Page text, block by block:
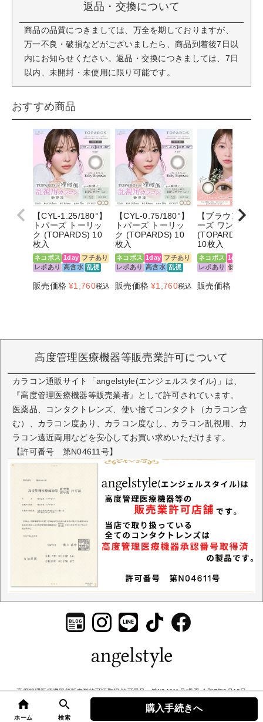
home
ホーム
search
検索
購入手続きへ
返品・交換について
商品の品質につきましては、万全を期しておりますが、
万一不良・破損などがございましたら、商品到着後7日以
内にお知らせください。返品・交換につきましては、7日
以内、未開封・未使用に限り可能です。
おすすめ商品
【CYL-1.25/180°】
トパーズ トーリッ
ク (TOPARDS) 10
枚入
ネコポス 1day フチあり
レポあり 高含水 乱視
販売価格 ¥1,760税込
【CYL-0.75/180°】
トパーズ トーリッ
ク (TOPARDS) 10
枚入
ネコポス 1day フチあり
レポあり 高含水 乱視
販売価格 ¥1,760税込
【ブラウン系】
ーズ ワンデー
(TOPARDS
10枚入
ネコポス 1day
レポあり 低含水
販売価格
高度管理医療機器等販売業許可について
カラコン通販サイト「angelstyle(エンジェルスタイル)」は、
『高度管理医療機器等販売業者』として許可されています。
医薬品、コンタクトレンズ、使い捨てコンタクト（カラコン含
む）、カラコン度あり、カラコン度なし、カラコン乱視用、カ
ラコン遠近両用などを安心してお買い求めいただけます。
【許可番号 第N04611号】
高度管理医療機器等販売業許可証取得 許可番号：第N04611号/収受 令和7年9月18日
© 2026 エンジェルスタイル. All rights Reserved.